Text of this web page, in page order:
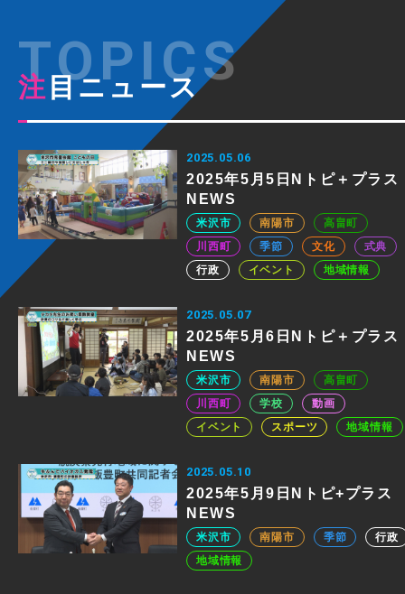
注目ニュース
2025.05.06
2025年5月5日Nトピ＋プラス
NEWS
米沢市 南陽市
高畠町
川西町
季節 文化
式典
行政
イベント 地域情報
2025.05.07
2025年5月6日Nトピ＋プラス
NEWS
米沢市 南陽市
高畠町
川西町
学校
動画
イベント
スポーツ 地域情報
2025.05.10
2025年5月9日Nトピ+プラス
NEWS
米沢市 南陽市 季節
行政
地域情報